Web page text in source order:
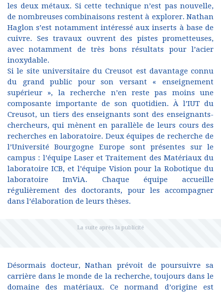
les deux métaux. Si cette technique n’est pas nouvelle,
de nombreuses combinaisons restent à explorer. Nathan
Haglon s’est notamment intéressé aux inserts à base de
cuivre. Ses travaux ouvrent des pistes prometteuses,
avec notamment de très bons résultats pour l’acier
inoxydable.
Si le site universitaire du Creusot est davantage connu
du grand public pour son versant « enseignement
supérieur », la recherche n’en reste pas moins une
composante importante de son quotidien. À l’IUT du
Creusot, un tiers des enseignants sont des enseignants-
chercheurs, qui mènent en parallèle de leurs cours des
recherches en laboratoire. Deux équipes de recherche de
l’Université Bourgogne Europe sont présentes sur le
campus : l’équipe Laser et Traitement des Matériaux du
laboratoire ICB, et l’équipe Vision pour la Robotique du
laboratoire ImViA. Chaque équipe accueille
régulièrement des doctorants, pour les accompagner
dans l’élaboration de leurs thèses.
Désormais docteur, Nathan prévoit de poursuivre sa
carrière dans le monde de la recherche, toujours dans le
domaine des matériaux. Ce normand d’origine est